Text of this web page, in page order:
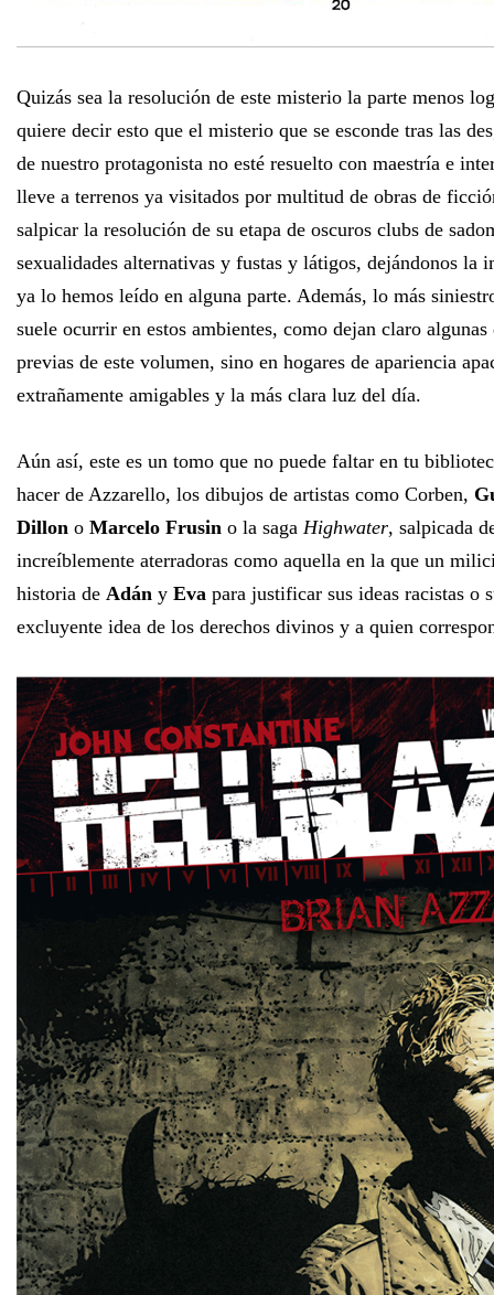
Quizás sea la resolución de este misterio la parte menos
quiere decir esto que el misterio que se esconde tras las
de nuestro protagonista no esté resuelto con maestría e
lleve a terrenos ya visitados por multitud de obras de
salpicar la resolución de su etapa de oscuros clubs de
sexualidades alternativas y fustas y látigos, dejándonos la
ya lo hemos leído en alguna parte. Además, lo más
suele ocurrir en estos ambientes, como dejan claro
previas de este volumen, sino en hogares de apariencia
extrañamente amigables y la más clara luz del día.
Aún así, este es un tomo que no puede faltar en tu
hacer de Azzarello, los dibujos de artistas como Corben,
Dillon o Marcelo Frusin o la saga Highwater, salpicada
increíblemente aterradoras como aquella en la que un
historia de Adán y Eva para justificar sus ideas racistas o
excluyente idea de los derechos divinos y a quien